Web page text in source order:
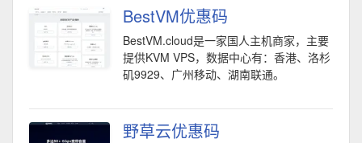
BestVM优惠码
BestVM.cloud是一家国人主机商家，主要
提供KVM VPS，数据中心有：香港、洛杉
矶9929、广州移动、湖南联通。
野草云优惠码